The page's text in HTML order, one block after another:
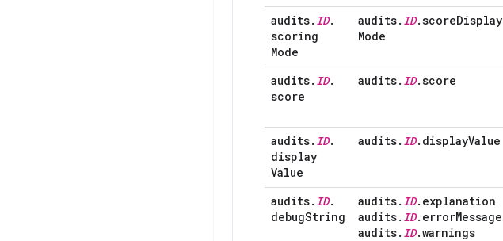
audits. ID.
scoring
Mode
audits. ID.scoreDisplay
Mode
audits. ID.
score
audits. ID.score
audits. ID.
display
Value
audits. ID. displayValue
audits. ID.
debugString
audits. ID. explanation
audits. ID. errorMessage
audits. ID.warnings